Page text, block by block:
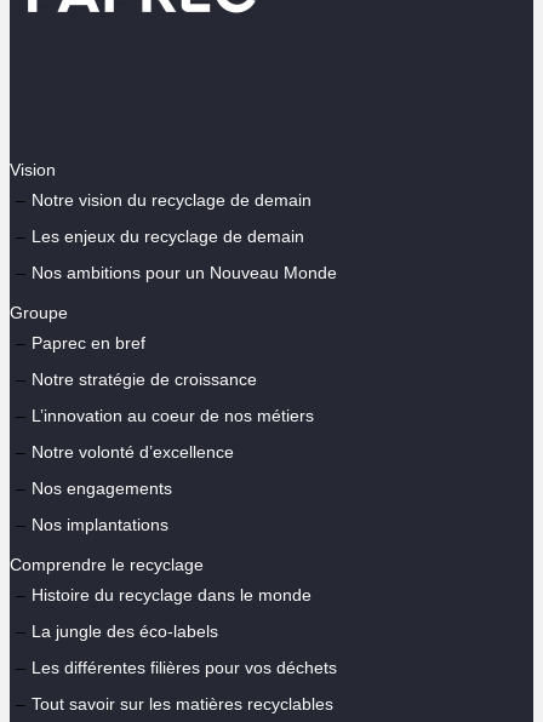
Vision
Notre vision du recyclage de demain
Les enjeux du recyclage de demain
Nos ambitions pour un Nouveau Monde
Groupe
Paprec en bref
Notre stratégie de croissance
L’innovation au coeur de nos métiers
Notre volonté d’excellence
Nos engagements
Nos implantations
Comprendre le recyclage
Histoire du recyclage dans le monde
La jungle des éco-labels
Les différentes filières pour vos déchets
Tout savoir sur les matières recyclables